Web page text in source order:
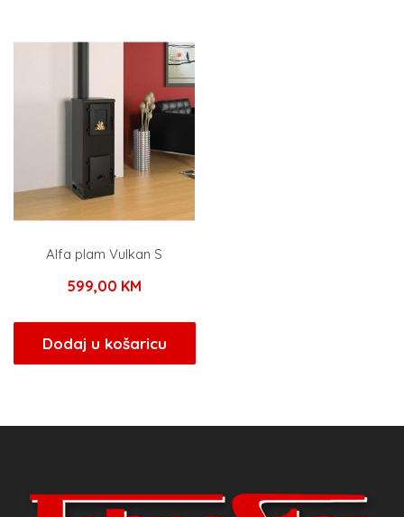
Alfa plam Vulkan S
599,00 KM
Dodaj u košaricu